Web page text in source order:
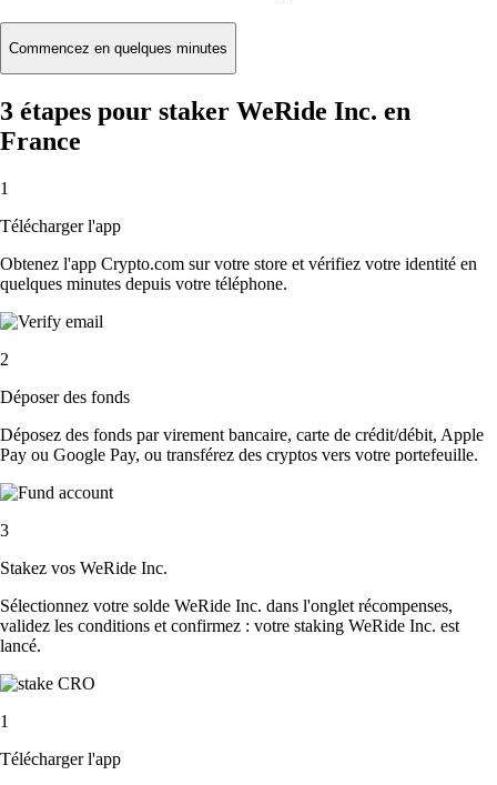
Commencez en quelques minutes
3 étapes pour staker WeRide Inc. en
France
1
Télécharger l'app
Obtenez l'app Crypto.com sur votre store et vérifiez votre identité en
quelques minutes depuis votre téléphone.
2
Déposer des fonds
Déposez des fonds par virement bancaire, carte de crédit/débit, Apple
Pay ou Google Pay, ou transférez des cryptos vers votre portefeuille.
3
Stakez vos WeRide Inc.
Sélectionnez votre solde WeRide Inc. dans l'onglet récompenses,
validez les conditions et confirmez : votre staking WeRide Inc. est
lancé.
1
Télécharger l'app